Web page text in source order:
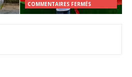
COMMENTAIRES FERMÉS